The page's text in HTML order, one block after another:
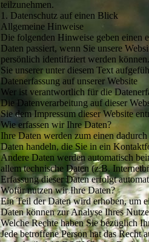
teilzunehmen.
1. Datenschutz auf einen Blick
Allgemeine Hinweise
Die folgenden Hinweise geben einen
Daten passiert, wenn Sie unsere
persönlich identifiziert werden
Sie unserer unter diesem Text
Datenerfassung auf unserer Website
Wer ist verantwortlich für die
Die Datenverarbeitung auf dieser
Sie dem Impressum dieser Website
Wie erfassen wir Ihre Daten?
Ihre Daten werden zum einen
Daten handeln, die Sie in ein
Andere Daten werden automatisch
allem technische Daten (z.B.
Erfassung dieser Daten erfolgt
Wofür nutzen wir Ihre Daten?
Ein Teil der Daten wird erhoben, um
Daten können zur Analyse Ihres
Welche Rechte haben Sie bezüglich
Jede betroffene Person hat das